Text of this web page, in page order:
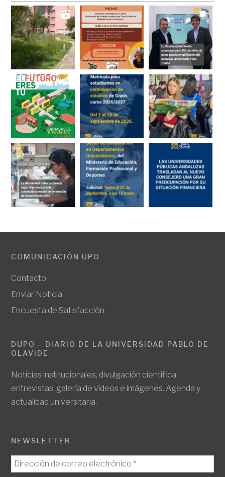
COMUNICACIÓN UPO
Contacto
Enviar Noticia
Encuesta de Satisfacción
DUPO – DIARIO DE LA UNIVERSIDAD PABLO DE
OLAVIDE
Noticias institucionales, divulgación científica,
entrevistas, galería de vídeos e imágenes. Agenda y
actualidad universitaria.
NEWSLETTER